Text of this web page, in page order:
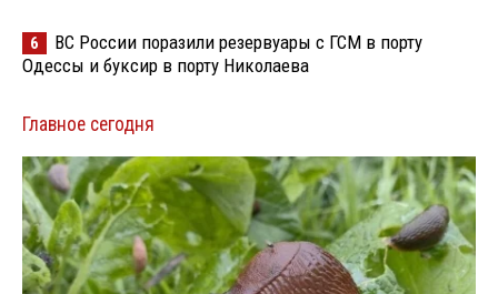
6
ВС России поразили резервуары с ГСМ в порту
Одессы и буксир в порту Николаева
Главное сегодня